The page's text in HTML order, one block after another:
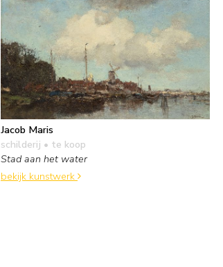
Jacob Maris
schilderij • te koop
Stad aan het water
bekijk kunstwerk